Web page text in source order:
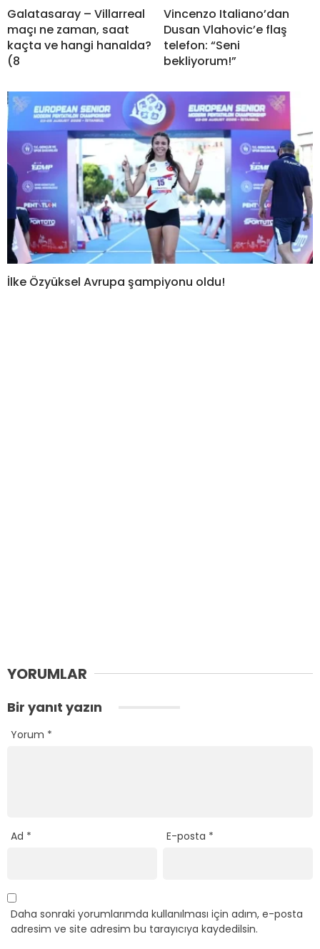
Galatasaray – Villarreal
maçı ne zaman, saat
kaçta ve hangi hanalda?
(8
Vincenzo Italiano’dan
Dusan Vlahovic’e flaş
telefon: “Seni
bekliyorum!”
İlke Özyüksel Avrupa şampiyonu oldu!
YORUMLAR
Bir yanıt yazın
Yorum *
Ad * E-posta *
Daha sonraki yorumlarımda kullanılması için adım, e-posta
adresim ve site adresim bu tarayıcıya kaydedilsin.